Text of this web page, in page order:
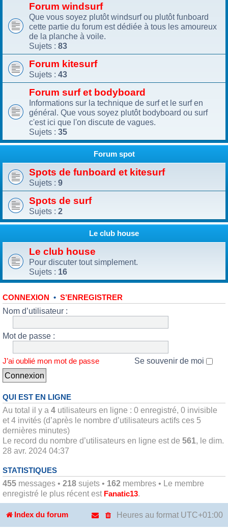
Forum windsurf
Que vous soyez plutôt windsurf ou plutôt funboard
cette partie du forum est dédiée à tous les amoureux
de la planche à voile.
Sujets : 83
Forum kitesurf
Sujets : 43
Forum surf et bodyboard
Informations sur la technique de surf et le surf en
général. Que vous soyez plutôt bodyboard ou surf
c'est ici que l'on discute de vagues.
Sujets : 35
Forum spot
Spots de funboard et kitesurf
Sujets : 9
Spots de surf
Sujets : 2
Le club house
Le club house
Pour discuter tout simplement.
Sujets : 16
CONNEXION • S’ENREGISTRER
Nom d’utilisateur :
Mot de passe :
J’ai oublié mon mot de passe Se souvenir de moi
QUI EST EN LIGNE
Au total il y a 4 utilisateurs en ligne : 0 enregistré, 0 invisible
et 4 invités (d’après le nombre d’utilisateurs actifs ces 5
dernières minutes)
Le record du nombre d’utilisateurs en ligne est de 561, le dim.
28 avr. 2024 04:37
STATISTIQUES
455 messages • 218 sujets • 162 membres • Le membre
enregistré le plus récent est Fanatic13.
Index du forum Heures au format UTC+01:00